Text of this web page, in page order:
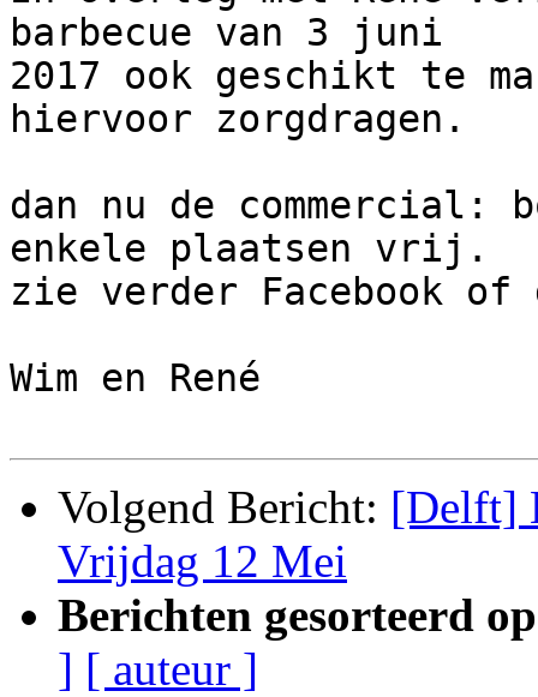
barbecue van 3 juni
2017 ook geschikt te
hiervoor zorgdragen.
dan nu de commercial:
enkele plaatsen vrij.
zie verder Facebook of
Wim en René
Volgend Bericht: [Delft]
Vrijdag 12 Mei
Berichten gesorteerd
] [ auteur ]